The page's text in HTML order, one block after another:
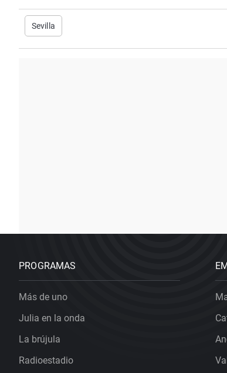
Sevilla
PROGRAMAS
Más de uno
Julia en la onda
La brújula
Radioestadio